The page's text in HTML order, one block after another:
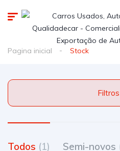
Pagina inicial Stock
Todos (1) Semi-novos